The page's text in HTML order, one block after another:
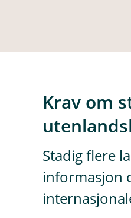
Krav om
Stadig flere
informasjon